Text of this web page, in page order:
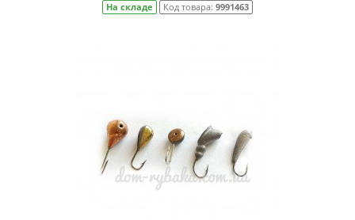
На складе Код товара: 9991463